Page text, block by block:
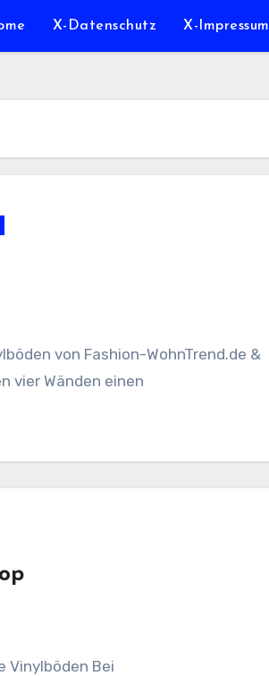
X-Datenschutz X-Impressum
von Fashion-WohnTrend.de &
vier Wänden einen
Vinylböden Bei